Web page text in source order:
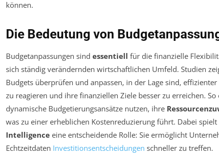
Die Bedeutung von
Budgetanpassungen sind essentiell für die finanzielle
sich ständig verändernden wirtschaftlichen Umfeld. Studien
Budgets überprüfen und anpassen, in der Lage sind,
zu reagieren und ihre finanziellen Ziele besser zu erreichen.
dynamische Budgetierungsansätze nutzen, ihre
was zu einer erheblichen Kostenreduzierung führt. Dabei
Intelligence eine entscheidende Rolle: Sie ermöglicht
Echtzeitdaten Investitionsentscheidungen schneller zu treffen.